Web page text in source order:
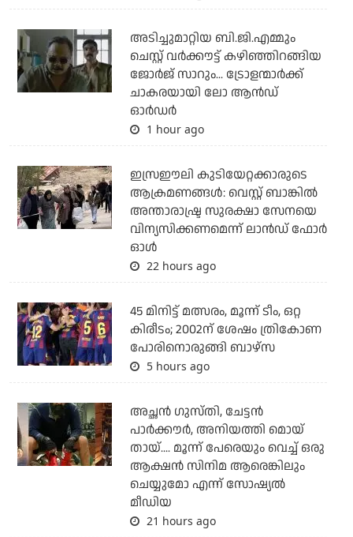
അടിച്ചുമാറ്റിയ ബി.ജി.എമ്മും
ചെസ്റ്റ് വര്‍ക്കൗട്ട് കഴിഞ്ഞിറങ്ങിയ
ജോര്‍ജ് സാറും... ട്രോളന്മാര്‍ക്ക്
ചാകരയായി ലോ ആന്‍ഡ്
ഓര്‍ഡര്‍
1 hour ago
ഇസ്രഈലി കുടിയേറ്റക്കാരുടെ
ആക്രമണങ്ങള്‍: വെസ്റ്റ് ബാങ്കില്‍
അന്താരാഷ്ട്ര സുരക്ഷാ സേനയെ
വിന്യസിക്കണമെന്ന് ലാന്‍ഡ് ഫോര്‍
ഓള്‍
22 hours ago
45 മിനിട്ട് മത്സരം, മൂന്ന് ടീം, ഒറ്റ
കിരീടം; 2002ന് ശേഷം ത്രികോണ
പോരിനൊരുങ്ങി ബാഴ്‌സ
5 hours ago
അച്ഛന്‍ ഗുസ്തി, ചേട്ടന്‍
പാര്‍ക്കൗര്‍, അനിയത്തി മൊയ്
തായ്.... മൂന്ന് പേരെയും വെച്ച് ഒരു
ആക്ഷന്‍ സിനിമ ആരെങ്കിലും
ചെയ്യുമോ എന്ന് സോഷ്യല്‍
മീഡിയ
21 hours ago